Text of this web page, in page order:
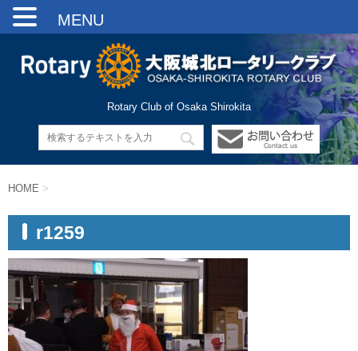
Rotary Club of Osaka Shirokita
HOME >
r1259
MENU